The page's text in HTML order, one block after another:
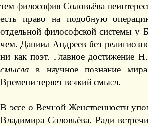
тем философия Соловьёва
есть право на подобную
отдельной философской системы у
чем. Даниил Андреев без
ни как поэт. Главное достижение
смысла в научное познание
Времени теряет всякий смысл.
В эссе о Вечной Женственности
Владимира Соловьёва. Ради